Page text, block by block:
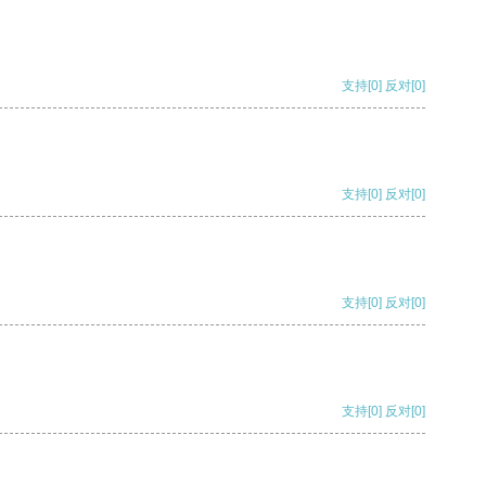
支持[0] 反对[0]
支持[0] 反对[0]
支持[0] 反对[0]
支持[0] 反对[0]